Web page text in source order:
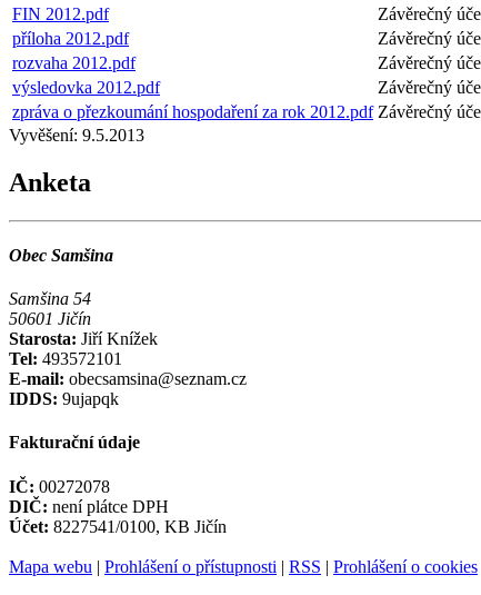
FIN 2012.pdf
Závěrečný
příloha 2012.pdf
Závěrečný
rozvaha 2012.pdf
Závěrečný
výsledovka 2012.pdf
Závěrečný
zpráva o přezkoumání hospodaření za rok 2012.pdf Závěrečný
Vyvěšení: 9.5.2013
Anketa
Obec Samšina
Samšina 54
50601 Jičín
Starosta: Jiří Knížek
Tel: 493572101
E-mail: obecsamsina@seznam.cz
IDDS: 9ujapqk
Fakturační údaje
IČ: 00272078
DIČ: není plátce DPH
Účet: 8227541/0100, KB Jičín
Mapa webu | Prohlášení o přístupnosti | RSS | Prohlášení o cookies